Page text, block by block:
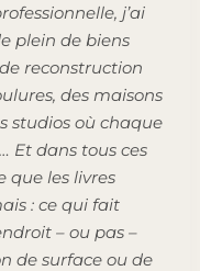
j’ai
plein de biens
reconstruction
des maisons
studios où chaque
Et dans tous ces
que les livres
: ce qui fait
– ou pas –
de surface ou de